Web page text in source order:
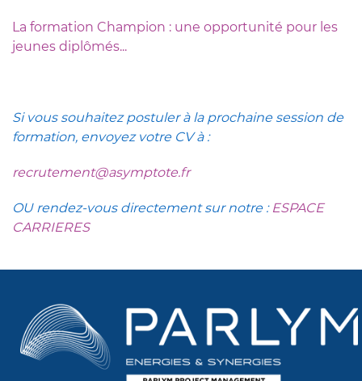
La formation Champion : une opportunité pour les
jeunes diplômés...
Si vous souhaitez postuler à la prochaine session de
formation, envoyez votre CV à :
recrutement@asymptote.fr
OU rendez-vous directement sur notre : ESPACE
CARRIERES